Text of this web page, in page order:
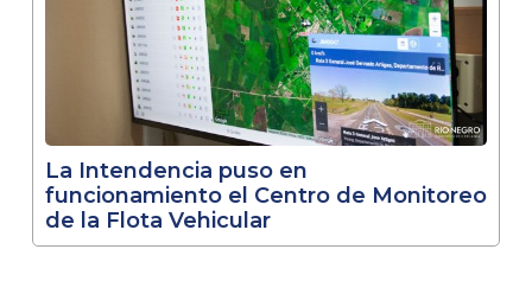
La Intendencia puso en
funcionamiento el Centro de Monitoreo
de la Flota Vehicular